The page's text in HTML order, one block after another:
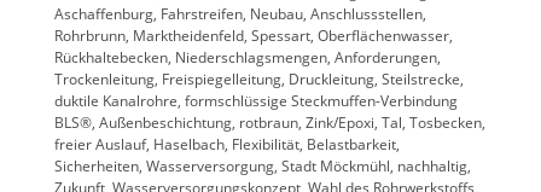
Aschaffenburg, Fahrstreifen, Neubau, Anschlussstellen,
Rohrbrunn, Marktheidenfeld, Spessart, Oberflächenwasser,
Rückhaltebecken, Niederschlagsmengen, Anforderungen,
Trockenleitung, Freispiegelleitung, Druckleitung, Steilstrecke,
duktile Kanalrohre, formschlüssige Steckmuffen-Verbindung
BLS®, Außenbeschichtung, rotbraun, Zink/Epoxi, Tal, Tosbecken,
freier Auslauf, Haselbach, Flexibilität, Belastbarkeit,
Sicherheiten, Wasserversorgung, Stadt Möckmühl, nachhaltig,
Zukunft, Wasserversorgungskonzept, Wahl des Rohrwerkstoffs,